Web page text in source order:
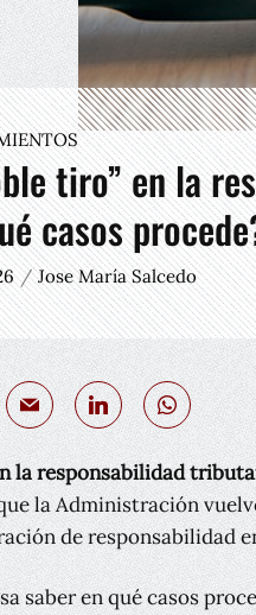
tiro” en la
casos
Jose María Salcedo
la responsabilidad
la Administración
de responsabilidad
saber en qué casos